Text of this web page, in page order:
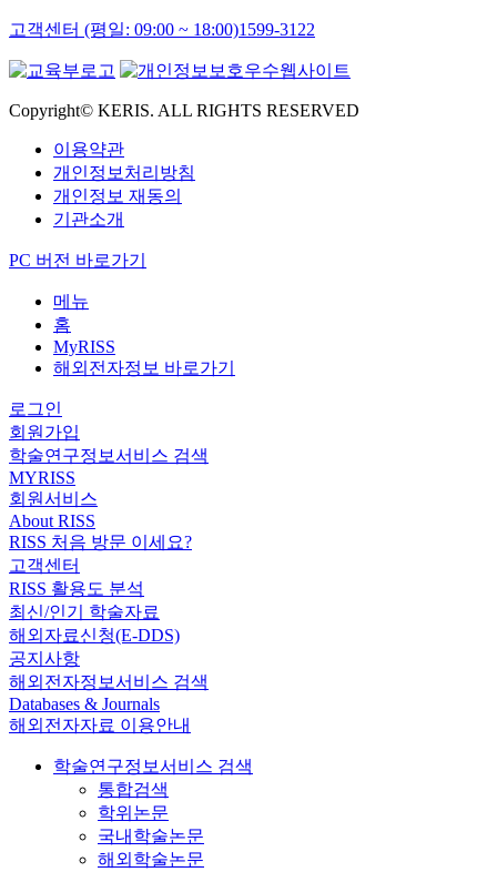
고객센터 (평일: 09:00 ~ 18:00)1599-3122
Copyright© KERIS. ALL RIGHTS RESERVED
이용약관
개인정보처리방침
개인정보 재동의
기관소개
PC 버전 바로가기
메뉴
홈
MyRISS
해외전자정보 바로가기
로그인
회원가입
학술연구정보서비스 검색
MYRISS
회원서비스
About RISS
RISS 처음 방문 이세요?
고객센터
RISS 활용도 분석
최신/인기 학술자료
해외자료신청(E-DDS)
공지사항
해외전자정보서비스 검색
Databases & Journals
해외전자자료 이용안내
학술연구정보서비스 검색
통합검색
학위논문
국내학술논문
해외학술논문